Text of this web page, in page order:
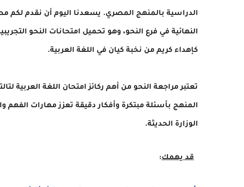
الدراسية بالمنهج المصري. يسعدنا اليوم أن نقدم لكم
كإهداء كريم من نخبة كيان في اللغة العربية.
تعتبر مراجعة النحو من أهم ركائز امتحان اللغة العربية
المنهج بأسئلة مبتكرة وأفكار دقيقة تعزز مهارات
الوزارة الحديثة.
قد يهمك: